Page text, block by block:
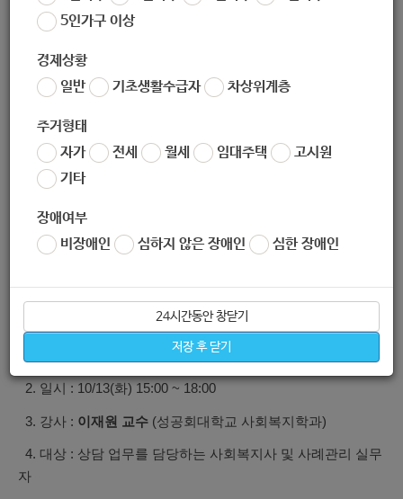
5인가구 이상
경제상황
일반
기초생활수급자 차상위계층
주거형태
자가
전세 월세 임대주택
고시원
기타
장애여부
비장애인
심하지 않은 장애인 심한 장애인
24시간동안 창닫기
저장 후 닫기
터에서는 노인 상담에 관심이 있는 실무자를 대상으로 상담
습니다.
2020년도 상담 특강은 실무자들이 만나는 내담자들이 안고 있
는 문제와 이슈들을 정확히 이해하여 내담자들에게 질 높은
상담을 제공할 수 있도록 지원하고자 계획되었습니다.
4차 상담 특강은 칼 로저스의 기본 개념인 공감적 이해, 수용,
수 있도록 진행됩니다. 관심 있는 분들의 많은 관심과 참여 부
탁드립니다.
마음을 여는 대화법 (칼 로저스 상담 기초 기술)
2. 일시 : 10/13(화) 15:00 ~ 18:00
3. 강사 : 이재원 교수 (성공회대학교 사회복지학과)
4. 대상 : 상담 업무를 담당하는 사회복지사 및 사례관리 실무
자